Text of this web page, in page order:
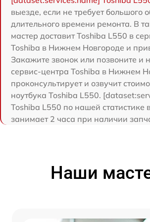
выезде, если не требует большого
длительного времени ремонта. В
мастер доставит Toshiba L550 в
Toshiba в Нижнем Новгороде и
Закажите звонок или позвоните и
сервис-центра Toshiba в Нижнем
проконсультирует и озвучит
ноутбука Toshiba L550.
Toshiba L550 по нашей статистике
занимает 2 часа при наличии
Наши